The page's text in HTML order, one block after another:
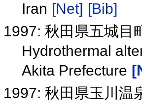
Iran [Net] [Bib]
1997: 秋田県五城目
Hydrothermal
Akita Prefecture
1997: 秋田県玉川